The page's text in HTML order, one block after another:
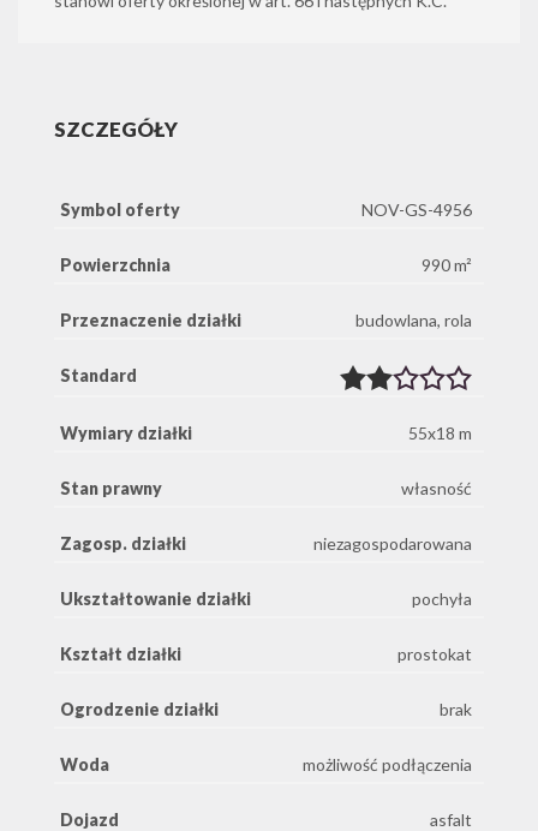
SZCZEGÓŁY
Symbol oferty NOV-GS-4956
Powierzchnia 990 m²
Przeznaczenie działki budowlana, rola
Standard
Wymiary działki 55x18 m
Stan prawny własność
Zagosp. działki niezagospodarowana
Ukształtowanie działki pochyła
Kształt działki prostokat
Ogrodzenie działki brak
Woda możliwość podłączenia
Dojazd asfalt